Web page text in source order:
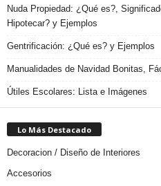
Nuda Propiedad: ¿Qué es?,
Hipotecar? y Ejemplos
Gentrificación: ¿Qué es? y Ejemplos
Manualidades de Navidad Bonitas,
Útiles Escolares: Lista e Imágenes
Lo Más Destacado
Decoracion / Diseño de Interiores
Accesorios